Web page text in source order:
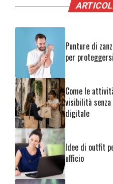
Punture di
per
Come le
visibilità
digitale
Idee di outfit
ufficio